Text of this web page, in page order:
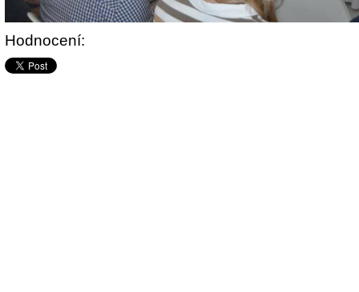
Hodnocení: